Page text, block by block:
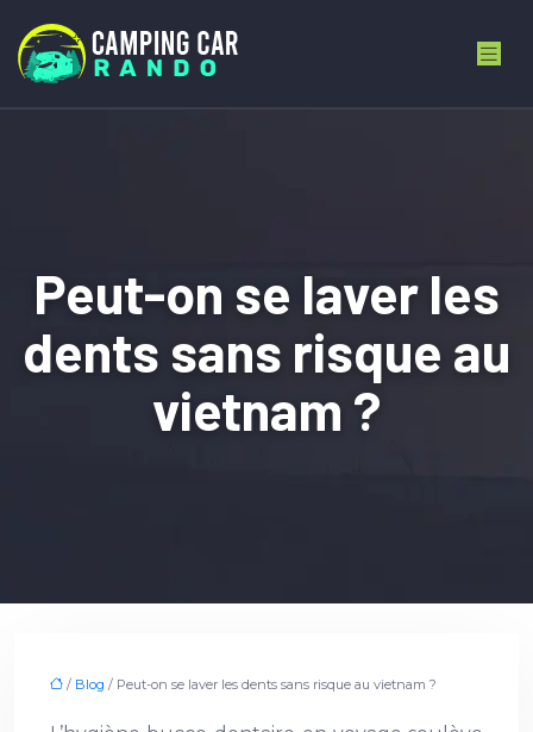
Peut-on se laver les
dents sans risque au
vietnam ?
/ Blog / Peut-on se laver les dents sans risque au vietnam ?